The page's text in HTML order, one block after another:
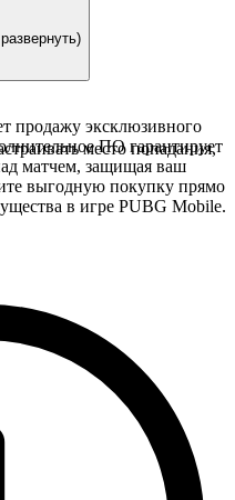
место попадания,
продажу эксклюзивного
ПО гарантирует
матчем, защищая ваш
выгодную покупку прямо
в игре PUBG Mobile.